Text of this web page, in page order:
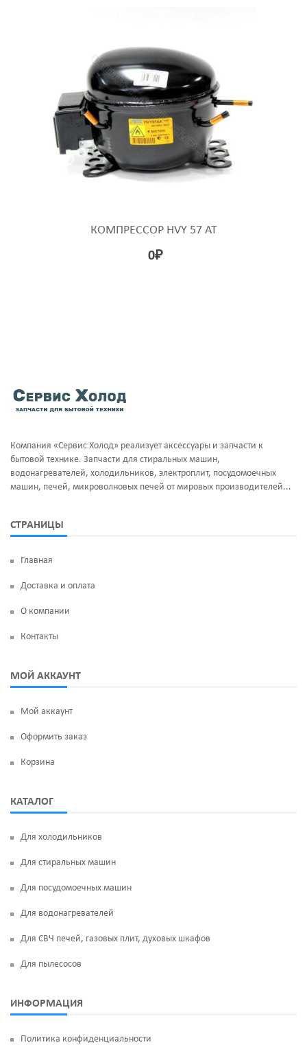
КОМПРЕССОР HVY 57 AT
0₽
Компания «Сервис Холод» реализует аксессуары и запчасти к
бытовой технике. Запчасти для стиральных машин,
водонагревателей, холодильников, электроплит, посудомоечных
машин, печей, микроволновых печей от мировых производителей...
СТРАНИЦЫ
Главная
Доставка и оплата
О компании
Контакты
МОЙ АККАУНТ
Мой аккаунт
Оформить заказ
Корзина
КАТАЛОГ
Для холодильников
Для стиральных машин
Для посудомоечных машин
Для водонагревателей
Для СВЧ печей, газовых плит, духовых шкафов
Для пылесосов
ИНФОРМАЦИЯ
Политика конфиденциальности